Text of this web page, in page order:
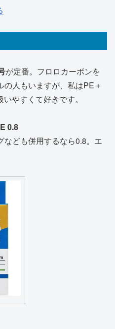
が定番。フロロカーボンを
人もいますが、私はPE＋
やすくて好きです。
0.8
なども併用するなら0.8。エ